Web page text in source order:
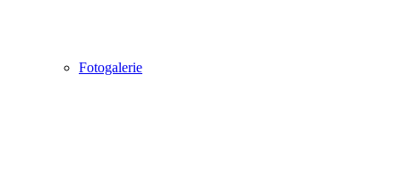
Fotogalerie